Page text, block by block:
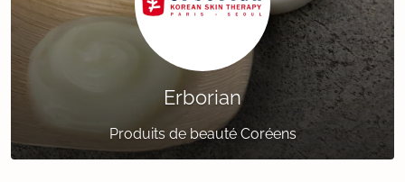
Erborian
Produits de beauté Coréens